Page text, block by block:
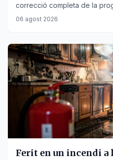
correcció completa de la
preparació pràctica ha
de les acadèmies online de
06 agost 2026
Ferit en un incendi a